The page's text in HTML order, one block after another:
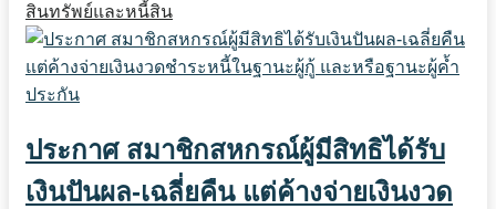
สินทรัพย์และหนี้สิน
ประกาศ สมาชิกสหกรณ์ผู้มีสิทธิได้รับ
เงินปันผล-เฉลี่ยคืน แต่ค้างจ่ายเงินงวด